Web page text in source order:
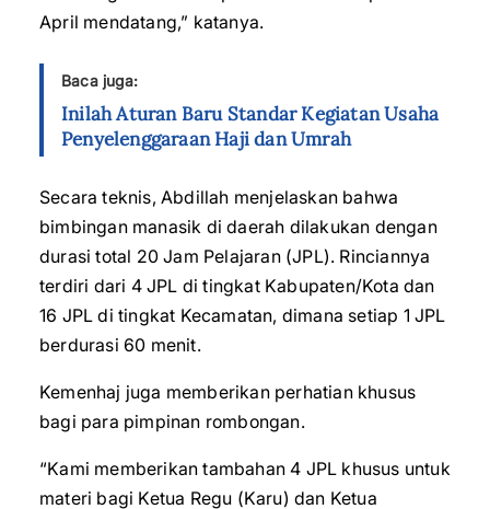
April mendatang,” katanya.
Baca juga:
Inilah Aturan Baru Standar Kegiatan Usaha
Penyelenggaraan Haji dan Umrah
Secara teknis, Abdillah menjelaskan bahwa
bimbingan manasik di daerah dilakukan dengan
durasi total 20 Jam Pelajaran (JPL). Rinciannya
terdiri dari 4 JPL di tingkat Kabupaten/Kota dan
16 JPL di tingkat Kecamatan, dimana setiap 1 JPL
berdurasi 60 menit.
Kemenhaj juga memberikan perhatian khusus
bagi para pimpinan rombongan.
“Kami memberikan tambahan 4 JPL khusus untuk
materi bagi Ketua Regu (Karu) dan Ketua